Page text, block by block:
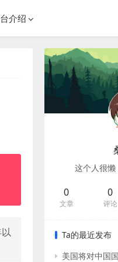
介绍
这个人很懒
0
文章
0
评论
Ta的最近发布
美国将对中国